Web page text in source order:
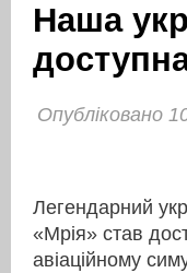
Наша
Опубліковано
Легендарний
«Мрія» став
авіаційному